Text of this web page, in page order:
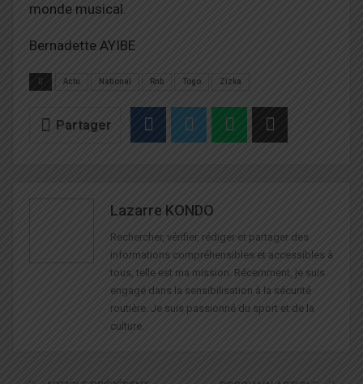
monde musical.
Bernadette AYIBE
Actu National Rnb Togo Zizka
Partager
Lazarre KONDO
Rechercher, vérifier, rédiger et partager des
informations compréhensibles et accessibles à
tous, telle est ma mission. Récemment, je suis
engagé dans la sensibilisation à la sécurité
routière. Je suis passionné du sport et de la
culture.